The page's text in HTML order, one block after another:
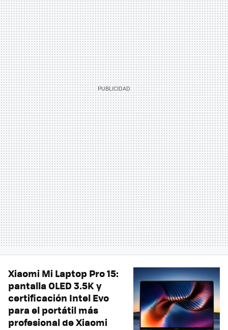
Xiaomi Mi Laptop Pro 15:
pantalla OLED 3.5K y
certificación Intel Evo
para el portátil más
profesional de Xiaomi